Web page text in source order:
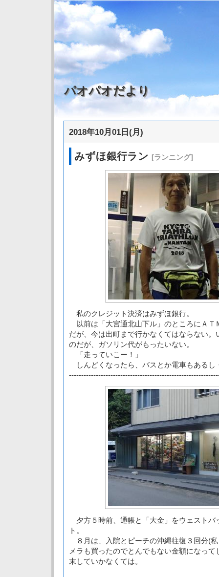
パオパオだより
2018年10月01日(月)
みずほ銀行ラン [ランニング]
私のクレジット決済はみずほ銀行。
以前は「大宮通北山下ル」のところにＡＴ
だが、今は出町まで行かなくてはならない
のだが、ガソリン代がもったいない。
「走っていこー！」
しんどくなったら、バスとか電車もあるし
夕方５時前、通帳と「大金」をウェストバ
ト。
８月は、入院とピーチの沖縄往復３回分(
メラも買ったのでとんでもない金額になっ
末していかなくては。